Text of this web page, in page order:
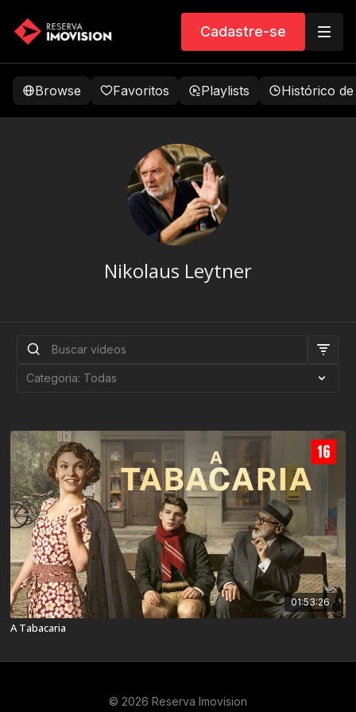
Cadastre-se
Browse Favoritos Playlists Histórico
Nikolaus Leytner
01:53:26
A Tabacaria
© 2026 Reserva Imovision